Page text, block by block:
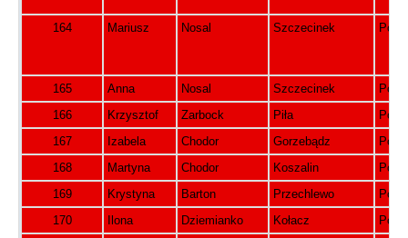
164 Mariusz Nosal Szczecinek
165 Anna Nosal Szczecinek
166
Krzysztof Zarbock Piła
167
Izabela Chodor Gorzebądz
168
Martyna Chodor Koszalin
169
Krystyna Barton Przechlewo
170
Ilona Dziemianko Kołacz